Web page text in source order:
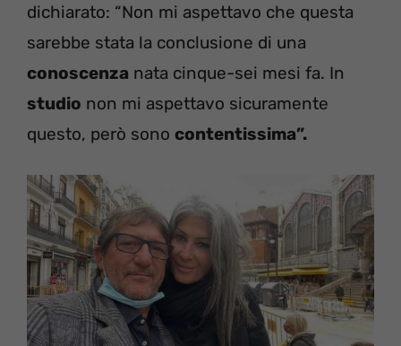
dichiarato: “Non mi aspettavo che questa
sarebbe stata la conclusione di una
conoscenza nata cinque-sei mesi fa. In
studio non mi aspettavo sicuramente
questo, però sono contentissima”.